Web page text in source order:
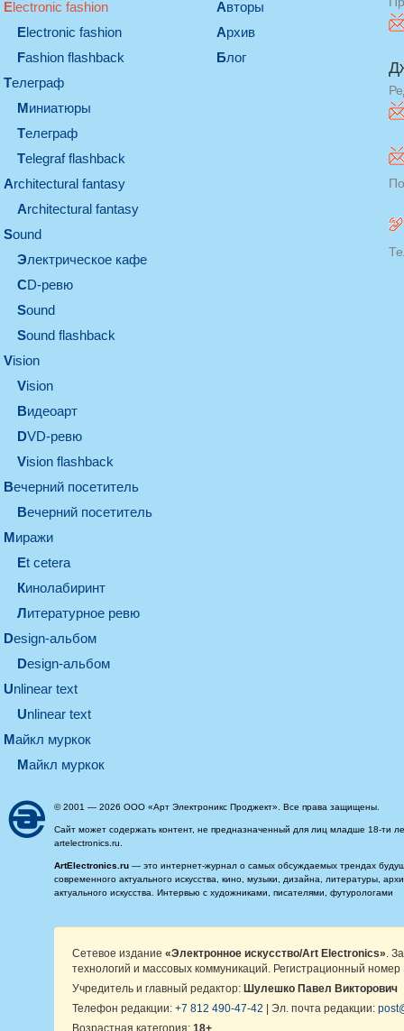
electronic fashion
electronic fashion
Fashion flashback
телеграф
миниатюры
телеграф
Telegraf flashback
architectural fantasy
architectural fantasy
sound
электрическое кафе
CD-ревю
sound
Sound flashback
vision
vision
видеоарт
DVD-ревю
Vision flashback
вечерний посетитель
вечерний посетитель
миражи
et cetera
кинолабиринт
литературное ревю
design-альбом
design-альбом
unlinear text
Unlinear text
майкл муркок
майкл муркок
Авторы
Архив
Блог
© 2001 — 2026 ООО «Арт Электроникс Проджект». Все права защищены.
Сайт может содержать контент, не предназначенный для лиц младше 18-ти
artelectronics.ru.
ArtElectronics.ru — это интернет-журнал о самых обсуждаемых трендах
современного актуального искусства, кино, музыки, дизайна, литературы,
актуального искусства. Интервью с художниками, писателями, футурологами
Сетевое издание «Электронное искусство/Art Electronics» .
технологий и массовых коммуникаций. Регистрационный
Учредитель и главный редактор: Шулешко Павел Викторович
Телефон редакции: +7 812 490-47-42 | Эл. почта редакции:
Возрастная категория: 18+